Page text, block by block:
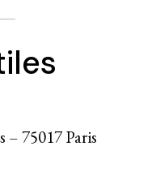
75017 Paris